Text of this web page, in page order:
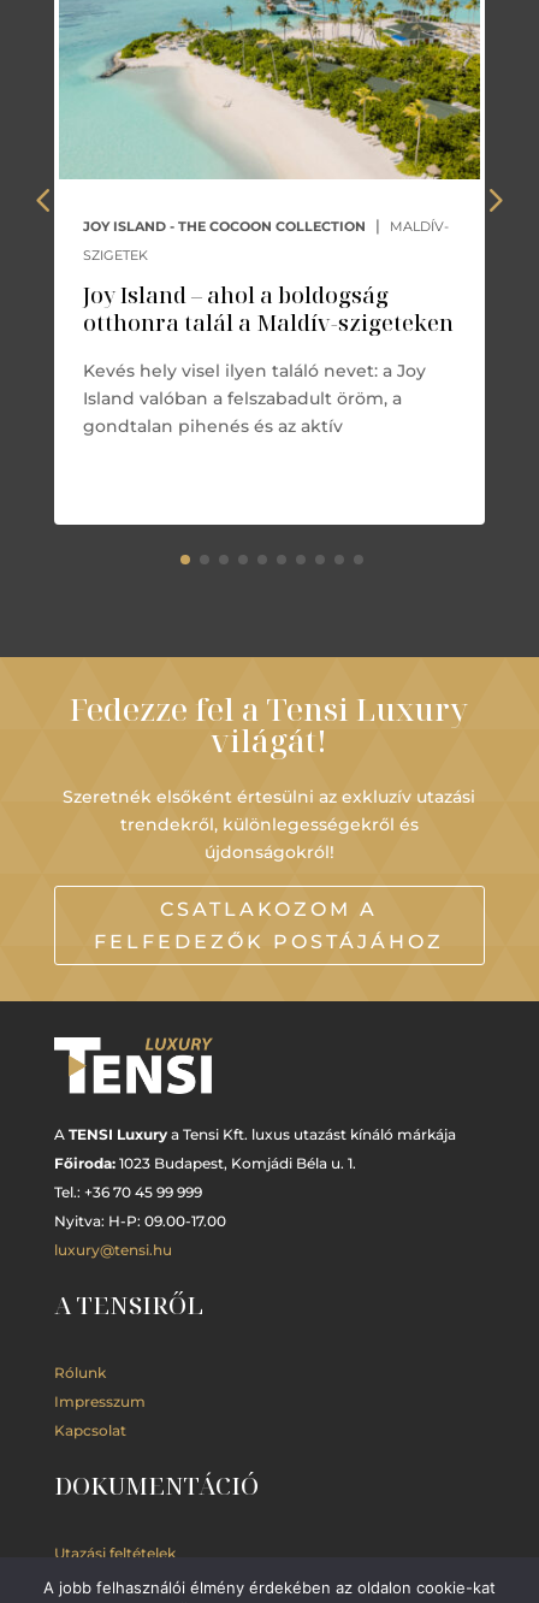
Joy Island – ahol a boldogság
otthonra talál a Maldív-szigeteken
JOY ISLAND - THE COCOON COLLECTION |
MALDÍV-
SZIGETEK
Kevés hely visel ilyen találó nevet: a Joy
Island valóban a felszabadult öröm, a
gondtalan pihenés és az aktív
Fedezze fel a Tensi Luxury
világát!
Szeretnék elsőként értesülni az exkluzív utazási
trendekről, különlegességekről és
újdonságokról!
CSATLAKOZOM A
FELFEDEZŐK POSTÁJÁHOZ
A TENSI Luxurya Tensi Kft. luxus utazást kínáló márkája
Főiroda: 1023 Budapest, Komjádi Béla u. 1.
Tel.: +36 70 45 99 999
Nyitva: H-P: 09.00-17.00
luxury@tensi.hu
A TENSIRŐL
Rólunk
Impresszum
Kapcsolat
DOKUMENTÁCIÓ
Utazási feltételek
Adatkezelésitájékoztató
A jobb felhasználói élmény érdekében az oldalon cookie-kat